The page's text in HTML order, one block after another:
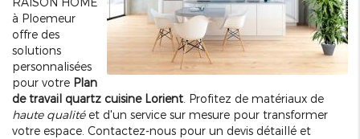
à Ploemeur
offre des
solutions
personnalisées
pour votre Plan
de travail quartz cuisine Lorient . Profitez de matériaux de
haute qualitéet d'un service sur mesure pour transformer
votre espace. Contactez-nous pour un devis détaillé et